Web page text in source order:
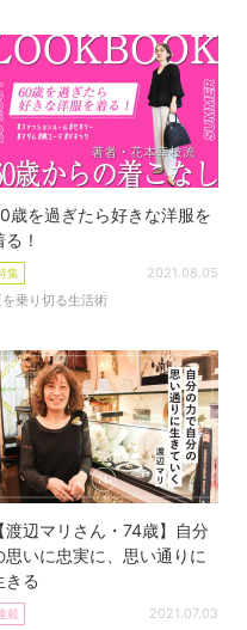
歳を過ぎたら好きな洋服を
る！
集
を乗り切る生活術
2021.08.05
【渡辺マリさん・74歳】自分
思いに忠実に、思い通りに
きる
載 2021.07.03